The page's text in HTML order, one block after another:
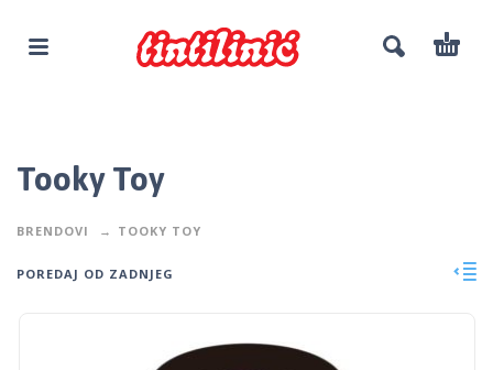
Tooky Toy
BRENDOVI TOOKY TOY
POREDAJ OD ZADNJEG